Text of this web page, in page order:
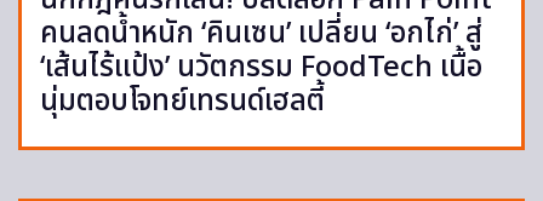
คนลดน้ำหนัก ‘คินเซน’ เปลี่ยน ‘อกไก่’ สู่
‘เส้นไร้แป้ง’ นวัตกรรม FoodTech เนื้อ
นุ่มตอบโจทย์เทรนด์เฮลตี้